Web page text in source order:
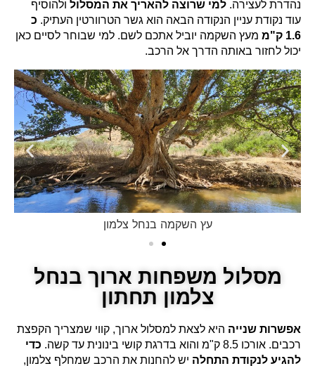
נהדרת לעצירה. למי שרוצה להאריך את המסלול ולהוסיף
עוד נקודת עניין הנקודה הבאה הוא גשר הטרוורטין העתיק. כ
1.6 ק"מ
מעץ השקמה יוביל אתכם לשם. למי שבוחר לסיים כאן
יכול לחזור באותה הדרך אל הרכב.
שרידי טחנת קמח
מסלול משפחות ארוך בנחל
צלמון תחתון
אפשרות שנייה היא לצאת למסלול ארוך, קווי שמצריך הקפצת
רכבים. אורכו 8.5 ק"מ והוא בדרגת קושי בינונית עד קשה.
כדי
להגיע לנקודת התחלה יש להחנות את הרכב שמחלף צלמון,